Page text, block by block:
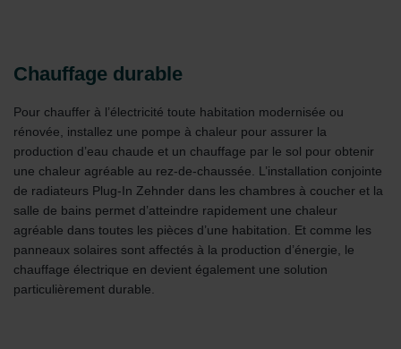
Chauffage durable
Pour chauffer à l’électricité toute habitation modernisée ou
rénovée, installez une pompe à chaleur pour assurer la
production d’eau chaude et un chauffage par le sol pour obtenir
une chaleur agréable au rez-de-chaussée. L’installation conjointe
de radiateurs Plug-In Zehnder dans les chambres à coucher et la
salle de bains permet d’atteindre rapidement une chaleur
agréable dans toutes les pièces d’une habitation. Et comme les
panneaux solaires sont affectés à la production d’énergie, le
chauffage électrique en devient également une solution
particulièrement durable.